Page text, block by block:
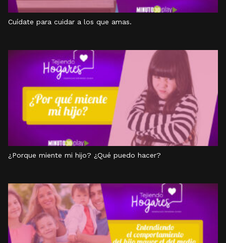
Cuídate para cuidar a los que amas.
¿Porque miente mi hijo? ¿Qué puedo hacer?